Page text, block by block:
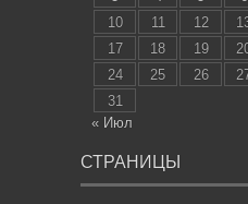
10
11 12
17
18 19
24
25 26
31
« Июл
СТРАНИЦЫ